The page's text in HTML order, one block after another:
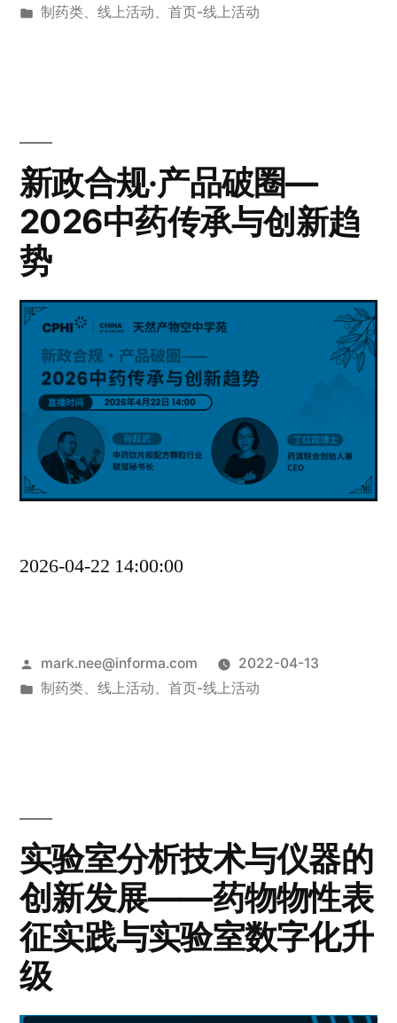
制药类、 线上活动、 首页-线上活动
新政合规·产品破圈—
2026中药传承与创新趋
势
2026-04-22 14:00:00
mark.nee@informa.com
2022-04-13
制药类、 线上活动、 首页-线上活动
实验室分析技术与仪器的
创新发展——药物物性表
征实践与实验室数字化升
级